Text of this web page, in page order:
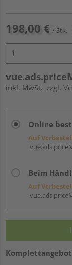
198,00 € / Stk.
inkl. MwSt. zzgl.
Online
Auf
Beim
Auf